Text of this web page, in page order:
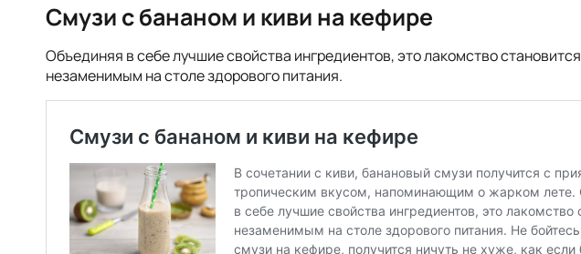
Смузи с бананом и киви на кефире
Объединяя в себе лучшие свойства ингредиентов, это лакомство становится
незаменимым на столе здорового питания.